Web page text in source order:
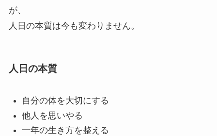
が、
人日の本質は今も変わりません。
人日の本質
自分の体を大切にする
他人を思いやる
一年の生き方を整える